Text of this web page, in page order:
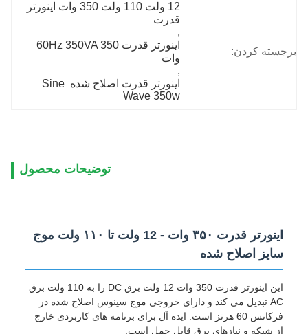
برجسته کردن:
12 ولت 110 ولت 350 وات اینورتر
قدرت
,
اینورتر قدرت 60Hz 350VA 350
وات
,
اينورتر قدرت اصلاح شده Sine
Wave 350w
توضیحات محصول
اینورتر قدرت ۳۵۰ وات - 12 ولت تا ۱۱۰ ولت موج
سایز اصلاح شده
این اینورتر قدرت 350 وات 12 ولت برق DC را به 110 ولت برق
AC تبدیل می کند و دارای خروجی موج سینوس اصلاح شده در
فرکانس 60 هرتز است. ایده آل برای برنامه های کاربردی خارج
از شبکه و نیازهای برق قابل حمل است.